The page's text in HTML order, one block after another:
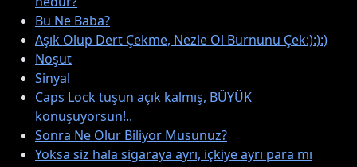
Bu Ne Baba?
Aşık Olup Dert Çekme, Nezle Ol Burnunu Çek:):):)
Noşut
Sinyal
Caps Lock tuşun açık kalmış, BÜYÜK
konuşuyorsun!..
Sonra Ne Olur Biliyor Musunuz?
Yoksa siz hala sigaraya ayrı, içkiye ayrı para mı